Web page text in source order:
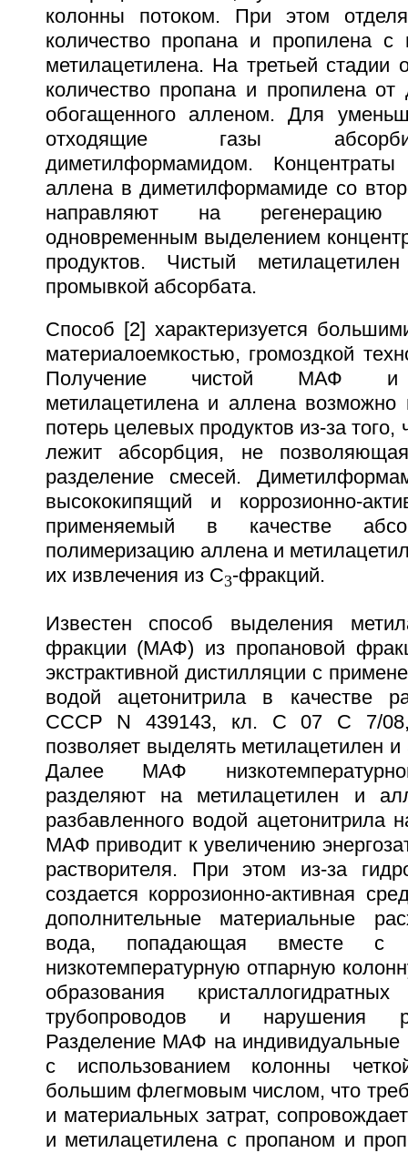
колонны потоком. При этом
количество пропана и пропилена
метилацетилена. На третьей стадии
количество пропана и пропилена
обогащенного алленом. Для
отходящие газы
диметилформамидом.
аллена в диметилформамиде со
направляют на регенерацию
одновременным выделением
продуктов. Чистый
промывкой абсорбата.
Способ [2] характеризуется
материалоемкостью, громоздкой
Получение чистой МАФ и
метилацетилена и аллена возможно
потерь целевых продуктов из-за того,
лежит абсорбция, не
разделение смесей.
высококипящий и коррозионно-
применяемый в качестве
полимеризацию аллена и
их извлечения из С3-фракций.
Известен способ выделения
фракции (МАФ) из пропановой
экстрактивной дистилляции с
водой ацетонитрила в качестве
СССР N 439143, кл. С 07 С 7/
позволяет выделять метилацетилен
Далее МАФ
разделяют на метилацетилен и
разбавленного водой ацетонитрила
МАФ приводит к увеличению
растворителя. При этом из-за
создается коррозионно-активная
дополнительные материальные
вода, попадающая вместе с
низкотемпературную отпарную
образования
трубопроводов и нарушения
Разделение МАФ на индивидуальные
с использованием колонны
большим флегмовым числом, что
и материальных затрат,
и метилацетилена с пропаном и